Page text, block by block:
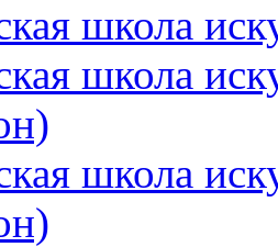
школа
школа
школа